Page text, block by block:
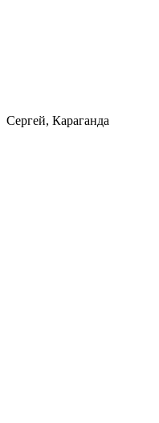
Сергей, Караганда